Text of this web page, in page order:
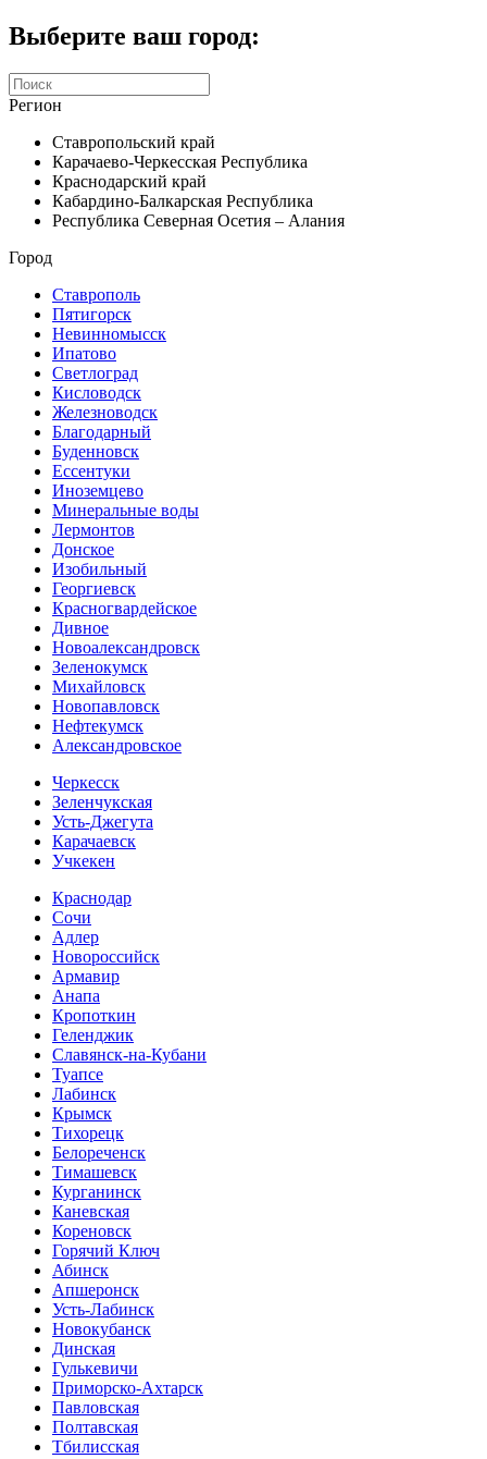
Выберите ваш город:
Регион
Ставропольский край
Карачаево-Черкесская Республика
Краснодарский край
Кабардино-Балкарская Республика
Республика Северная Осетия – Алания
Город
Ставрополь
Пятигорск
Невинномысск
Ипатово
Светлоград
Кисловодск
Железноводск
Благодарный
Буденновск
Ессентуки
Иноземцево
Минеральные воды
Лермонтов
Донское
Изобильный
Георгиевск
Красногвардейское
Дивное
Новоалександровск
Зеленокумск
Михайловск
Новопавловск
Нефтекумск
Александровское
Черкесск
Зеленчукская
Усть-Джегута
Карачаевск
Учкекен
Краснодар
Сочи
Адлер
Новороссийск
Армавир
Анапа
Кропоткин
Геленджик
Славянск-на-Кубани
Туапсе
Лабинск
Крымск
Тихорецк
Белореченск
Тимашевск
Курганинск
Каневская
Кореновск
Горячий Ключ
Абинск
Апшеронск
Усть-Лабинск
Новокубанск
Динская
Гулькевичи
Приморско-Ахтарск
Павловская
Полтавская
Тбилисская